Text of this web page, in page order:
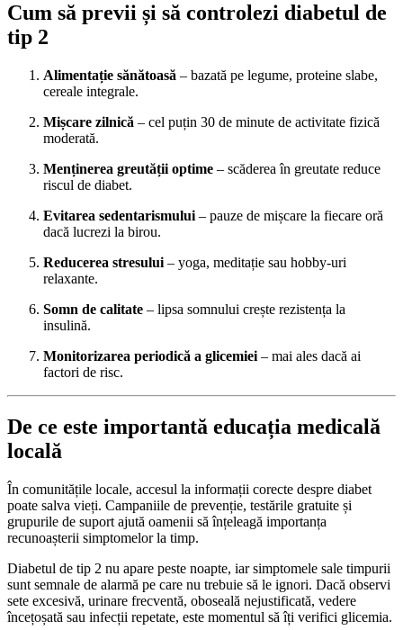
Cum să previi și să controlezi diabetul de
tip 2
Alimentație sănătoasă – bazată pe legume, proteine slabe,
cereale integrale.
Mișcare zilnică – cel puțin 30 de minute de activitate fizică
moderată.
Menținerea greutății optime – scăderea în greutate reduce
riscul de diabet.
Evitarea sedentarismului – pauze de mișcare la fiecare oră
dacă lucrezi la birou.
Reducerea stresului – yoga, meditație sau hobby-uri
relaxante.
Somn de calitate – lipsa somnului crește rezistența la
insulină.
Monitorizarea periodică a glicemiei – mai ales dacă ai
factori de risc.
De ce este importantă educația medicală
locală
În comunitățile locale, accesul la informații corecte despre diabet
poate salva vieți. Campaniile de prevenție, testările gratuite și
grupurile de suport ajută oamenii să înțeleagă importanța
recunoașterii simptomelor la timp.
Diabetul de tip 2 nu apare peste noapte, iar simptomele sale timpurii
sunt semnale de alarmă pe care nu trebuie să le ignori. Dacă observi
sete excesivă, urinare frecventă, oboseală nejustificată, vedere
încețoșată sau infecții repetate, este momentul să îți verifici glicemia.